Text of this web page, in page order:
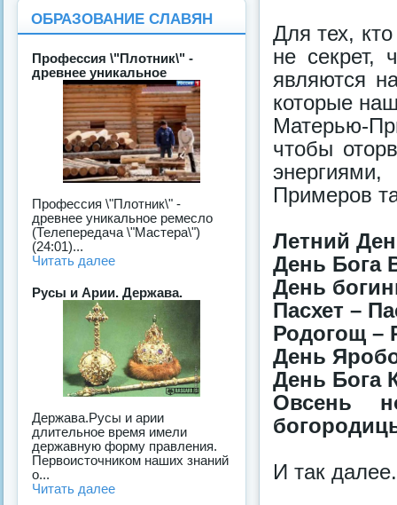
Для тех,
не секрет,
являются
которые
Матерью-
чтобы
Примеров
Летний
День Бога
День
Пасхет –
Родогощ –
День
День Бога
Овсень
И так далее.
ОБРАЗОВАНИЕ СЛАВЯН
Профессия \"Плотник\" -
древнее уникальное
Профессия \"Плотник\" -
древнее уникальное ремесло
(Телепередача \"Мастера\")
(24:01)...
Читать далее
Русы и Арии. Держава.
Держава.Русы и арии
длительное время имели
державную форму правления.
Первоисточником наших знаний
о...
Читать далее